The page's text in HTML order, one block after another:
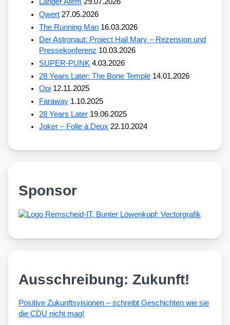
Langer Atem 29.07.2026
Qwert 27.05.2026
The Running Man 16.03.2026
Der Astronaut: Project Hail Mary – Rezension und
Pressekonferenz 10.03.2026
SUPER-PUNK 4.03.2026
28 Years Later: The Bone Temple 14.01.2026
Opi 12.11.2025
Faraway 1.10.2025
28 Years Later 19.06.2025
Joker – Folie à Deux 22.10.2024
Sponsor
Ausschreibung: Zukunft!
Posi­ti­ve Zukunfts­vi­sio­nen – schreibt Geschich­ten wie sie
die CDU nicht mag!